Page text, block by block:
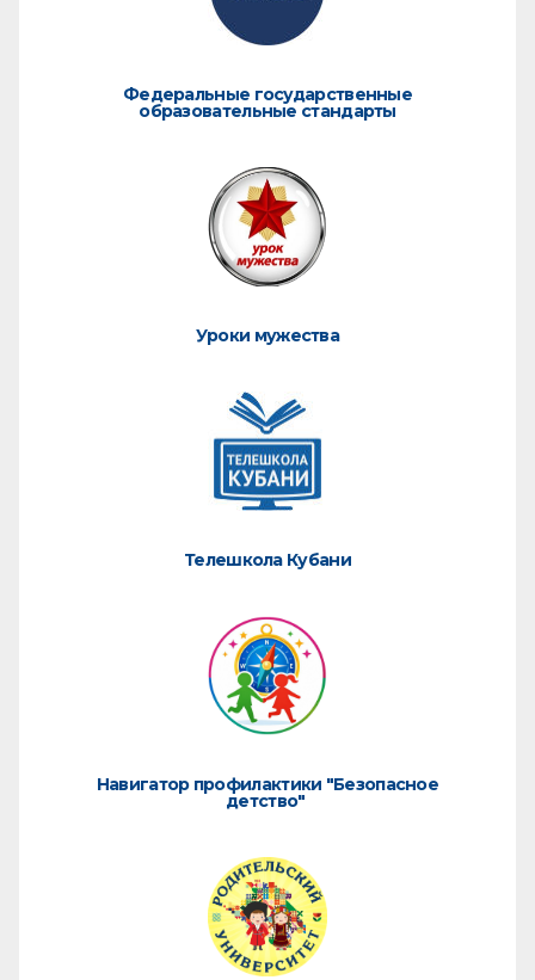
Федеральные государственные
образовательные стандарты
Уроки мужества
Телешкола Кубани
Навигатор профилактики "Безопасное
детство"